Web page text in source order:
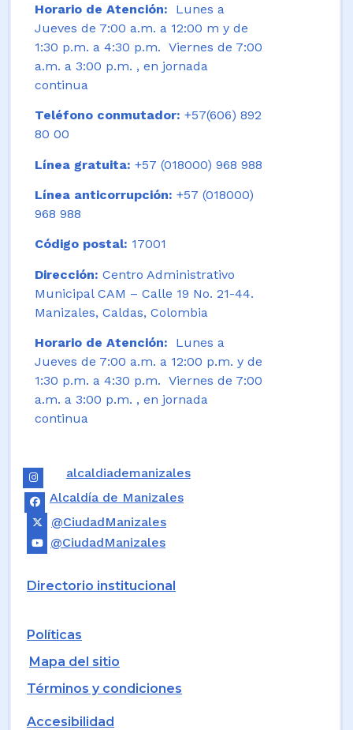
Horario de Atención:
Lunes a
Jueves de 7:00 a.m. a 12:00 m y de
1:30 p.m. a 4:30 p.m. Viernes de 7:00
a.m. a 3:00 p.m. , en jornada
continua
Teléfono conmutador: +57(606) 892
80 00
Línea gratuita: +57 (018000) 968 988
Línea anticorrupción: +57 (018000)
968 988
Código postal: 17001
Dirección: Centro Administrativo
Municipal CAM – Calle 19 No. 21-44.
Manizales, Caldas, Colombia
Horario de Atención: Lunes a
Jueves de 7:00 a.m. a 12:00 p.m. y de
1:30 p.m. a 4:30 p.m. Viernes de 7:00
a.m. a 3:00 p.m. , en jornada
continua
alcaldiademanizales
Alcaldía de Manizales
@CiudadManizales
@CiudadManizales
Directorio institucional
Políticas
Mapa del sitio
Términos y condiciones
Accesibilidad